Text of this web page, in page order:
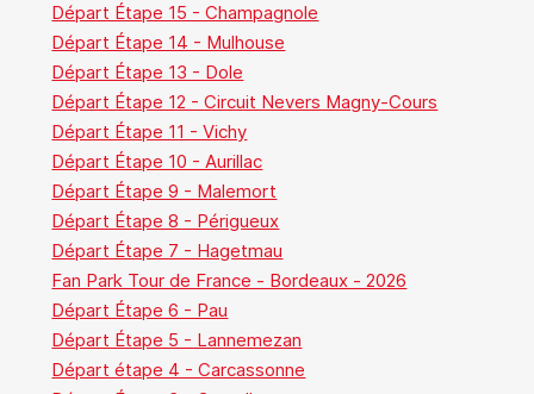
Départ Étape 15 - Champagnole
Départ Étape 14 - Mulhouse
Départ Étape 13 - Dole
Départ Étape 12 - Circuit Nevers Magny-Cours
Départ Étape 11 - Vichy
Départ Étape 10 - Aurillac
Départ Étape 9 - Malemort
Départ Étape 8 - Périgueux
Départ Étape 7 - Hagetmau
Fan Park Tour de France - Bordeaux - 2026
Départ Étape 6 - Pau
Départ Étape 5 - Lannemezan
Départ étape 4 - Carcassonne